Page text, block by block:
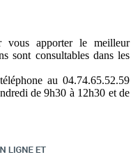
vous apporter le meilleur
sont consultables dans les
au 04.74.65.52.59
de 9h30 à 12h30 et de